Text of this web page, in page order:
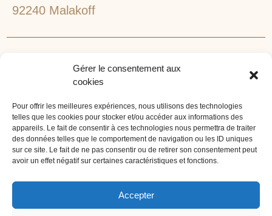
Gérer le consentement aux
cookies
Pour offrir les meilleures expériences, nous utilisons des technologies
telles que les cookies pour stocker et/ou accéder aux informations des
appareils. Le fait de consentir à ces technologies nous permettra de traiter
des données telles que le comportement de navigation ou les ID uniques
sur ce site. Le fait de ne pas consentir ou de retirer son consentement peut
avoir un effet négatif sur certaines caractéristiques et fonctions.
Accepter
92240 Malakoff
1lieu1salle est spécialisé dans la recherche de lieux
événements d'entreprise. 1lieu1salle recherche
gratuitement pour vous, votre lieu de séminaire idéal :
château, domaine, hôtel, lieu atypique et dans
l'environnement que vous souhaitez, en ville, au vert, au
bord d'un lac ou de la mer.
ORGANISATION DE SÉMINAIRE CLÉ EN MAIN
1lieu1salle agence événementielle est spécialisée dans